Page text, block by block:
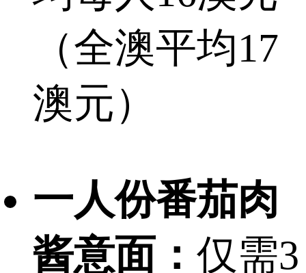
（全澳平均17
澳元）
一人份番茄肉
酱意面： 仅需3